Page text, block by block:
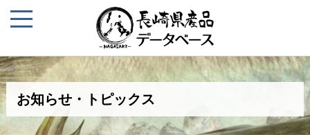
お知らせ・トピックス